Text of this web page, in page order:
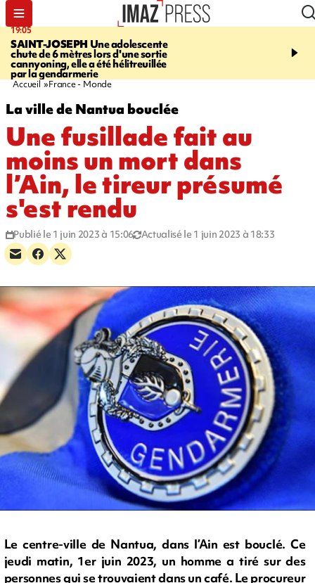
19:05
SAINT-JOSEPH Une adolescente
chute de 6 mètres lors d'une sortie
cannyoning, elle a été hélitreuillée
par la gendarmerie
20:44
rouée de coups,
Accueil France - Monde
La ville de Nantua bouclée
Une fusillade fait au
moins un mort dans
l’Ain, le tireur présumé
s'est rendu
Publié le 1 juin 2023 à 15:06 Actualisé le 1 juin 2023 à 18:33
Le centre-ville de Nantua, dans l’Ain est bouclé. Ce
jeudi matin, 1er juin 2023, un homme a tiré sur des
personnes qui se trouvaient dans un café. Le procureur